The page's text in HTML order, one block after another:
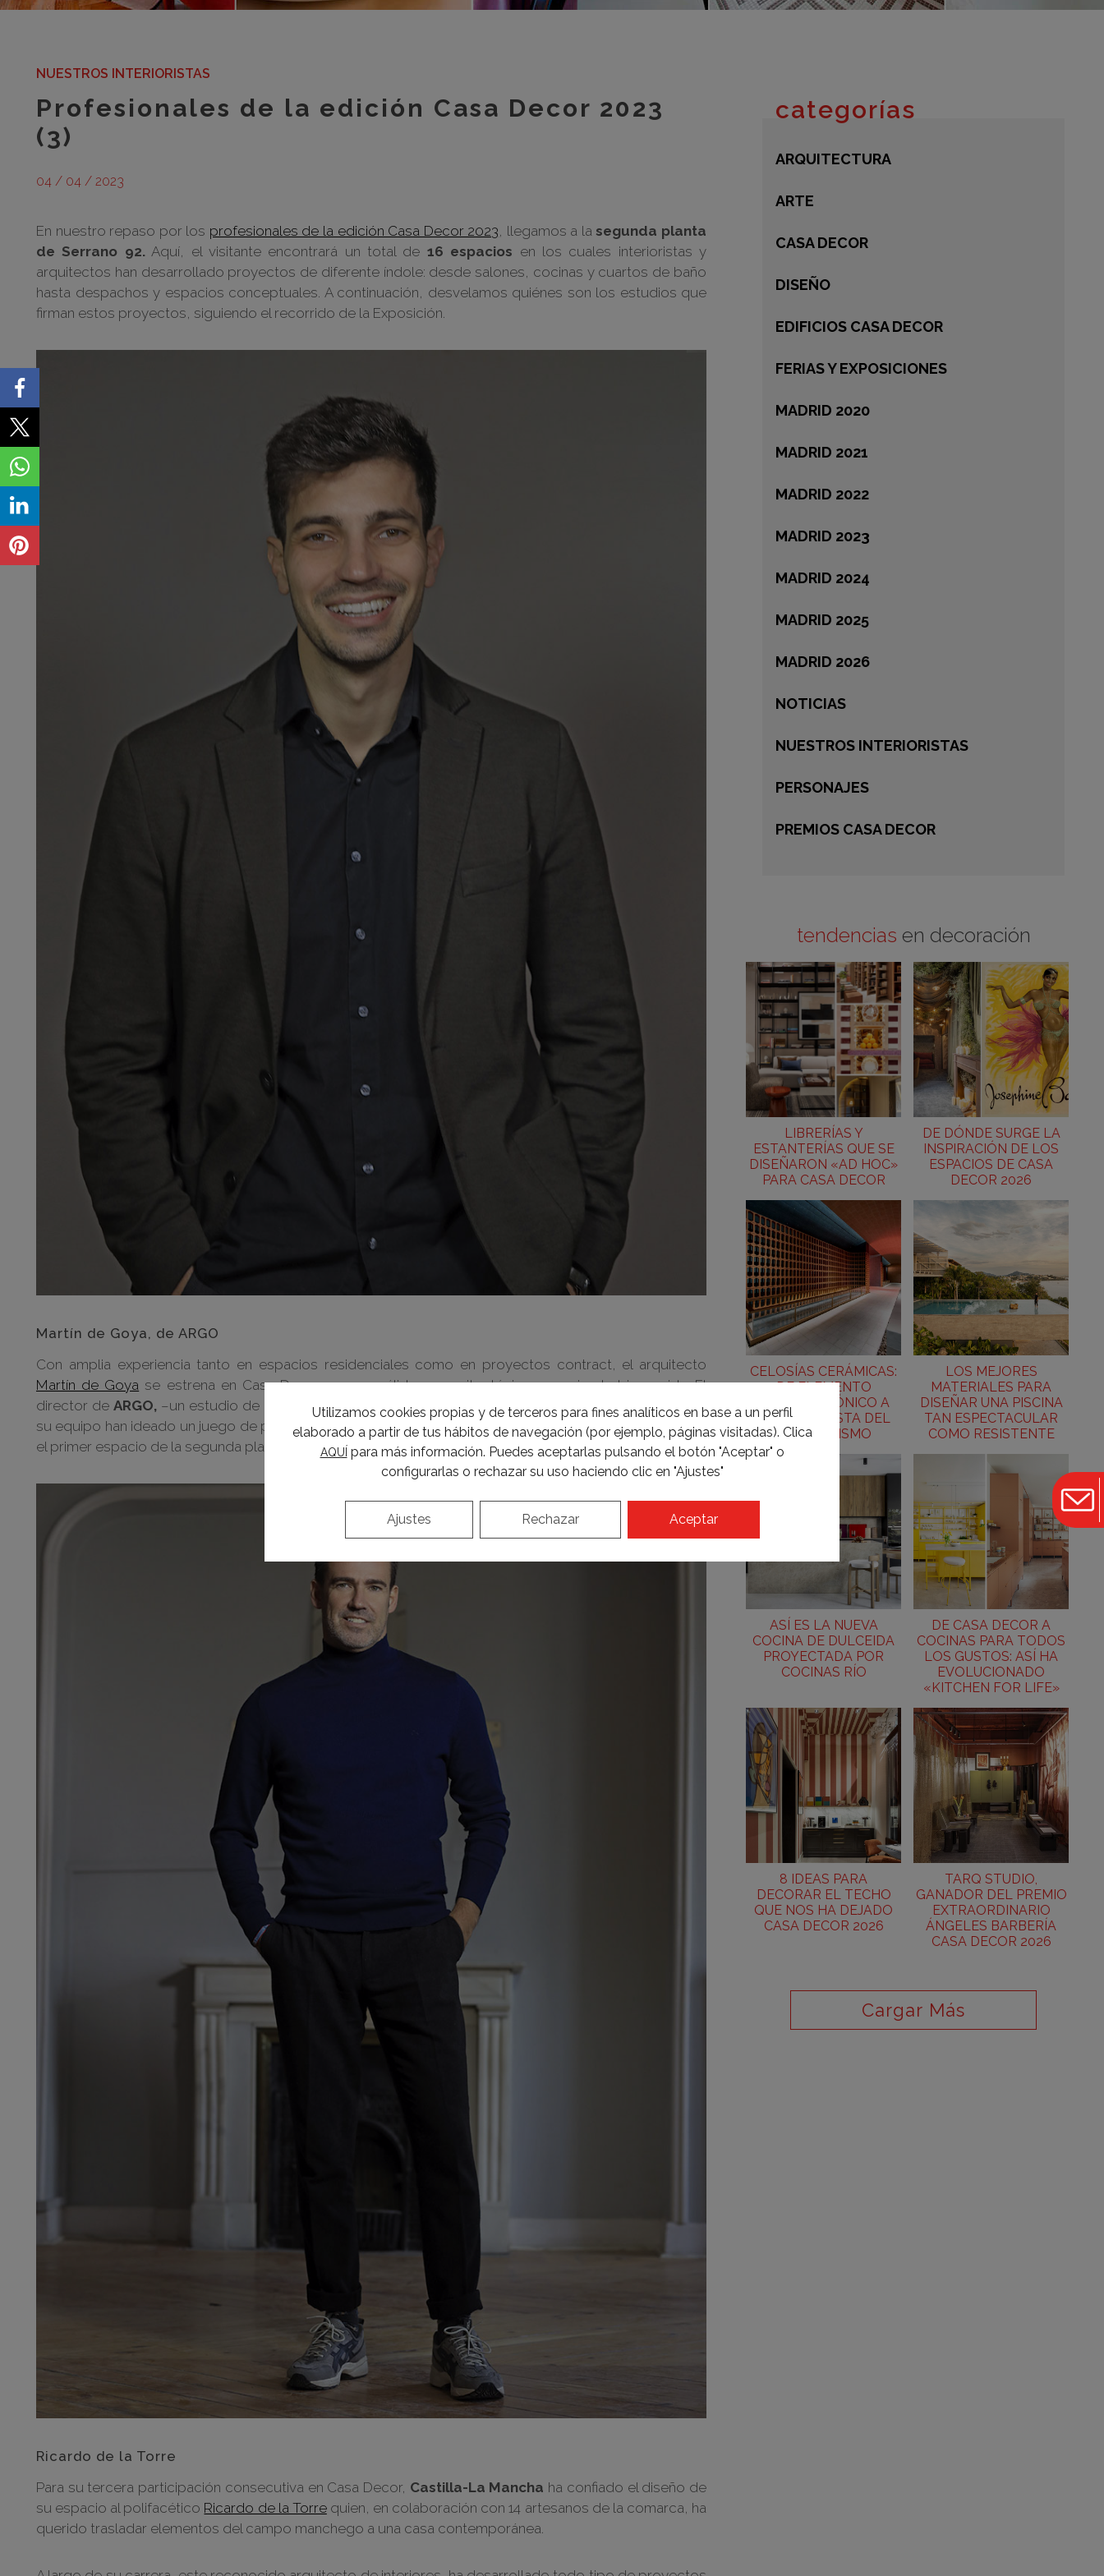
madrid 2012
otras ediciones
NUESTROS INTERIORISTAS
Profesionales de la edición Casa Decor 2023
(3)
04 / 04 / 2023
En nuestro repaso por los profesionales de la edición Casa Decor 2023, llegamos a la segunda planta
de Serrano 92.Aquí, el visitante encontrará un total de 16 espacios en los cuales interioristas y
arquitectos han desarrollado proyectos de diferente índole: desde salones, cocinas y cuartos de baño
hasta despachos y espacios conceptuales. A continuación, desvelamos quiénes son los estudios que
firman estos proyectos, siguiendo el recorrido de la Exposición.
Martín de Goya, de ARGO
Con amplia experiencia tanto en espacios residenciales como en proyectos contract, el arquitecto
Martín de Goya se estrena en Casa Decor con un cálido y arquitectónico espacio de bienvenida. El
director de ARGO,–un estudio de arquitectura e interiorismo con showroom en Madrid y Tarragona– y
su equipo han ideado un juego de planos y fondo a través del cual iremos descubriendo, poco a poco,
el primer espacio de la segunda planta.
Ricardo de la Torre
Para su tercera participación consecutiva en Casa Decor, Castilla-La Mancha ha confiado el diseño de
su espacio al polifacético Ricardo de la Torrequien, en colaboración con 14 artesanos de la comarca, ha
querido trasladar elementos del campo manchego a una casa contemporánea.
categorías
ARQUITECTURA
ARTE
CASA DECOR
DISEÑO
EDIFICIOS CASA DECOR
FERIAS Y EXPOSICIONES
MADRID 2020
MADRID 2021
MADRID 2022
MADRID 2023
MADRID 2024
MADRID 2025
MADRID 2026
NOTICIAS
NUESTROS INTERIORISTAS
PERSONAJES
PREMIOS CASA DECOR
tendencias en decoración
LIBRERÍAS Y
ESTANTERÍAS QUE SE
DISEÑARON «AD HOC»
PARA CASA DECOR
DE DÓNDE SURGE LA
INSPIRACIÓN DE LOS
ESPACIOS DE CASA
DECOR 2026
CELOSÍAS CERÁMICAS:
DE ELEMENTO
ARQUITECTÓNICO A
PROTAGONISTA DEL
INTERIORISMO
LOS MEJORES
MATERIALES PARA
DISEÑAR UNA PISCINA
TAN ESPECTACULAR
COMO RESISTENTE
ASÍ ES LA NUEVA
COCINA DE DULCEIDA
PROYECTADA POR
COCINAS RÍO
DE CASA DECOR A
COCINAS PARA TODOS
LOS GUSTOS: ASÍ HA
EVOLUCIONADO
«KITCHEN FOR LIFE»
8 IDEAS PARA
DECORAR EL TECHO
QUE NOS HA DEJADO
CASA DECOR 2026
TARQ STUDIO,
GANADOR DEL PREMIO
EXTRAORDINARIO
ÁNGELES BARBERÍA
CASA DECOR 2026
Cargar Más
Utilizamos cookies propias y de terceros para fines analíticos en base a un perfil
elaborado a partir de tus hábitos de navegación (por ejemplo, páginas visitadas). Clica
AQUÍ para más información. Puedes aceptarlas pulsando el botón "Aceptar" o
configurarlas o rechazar su uso haciendo clic en "Ajustes"
Aceptar
Rechazar
Ajustes